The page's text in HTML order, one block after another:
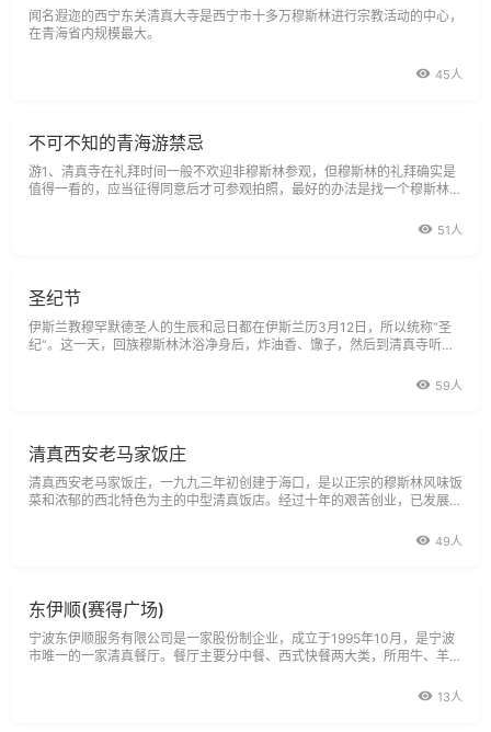
闻名遐迩的西宁东关清真大寺是西宁市十多万穆斯林进行宗教活动的中心，
在青海省内规模最大。
45人
不可不知的青海游禁忌
游1、清真寺在礼拜时间一般不欢迎非穆斯林参观，但穆斯林的礼拜确实是
值得一看的，应当征得同意后才可参观拍照，最好的办法是找一个穆斯林带
51人
圣纪节
伊斯兰教穆罕默德圣人的生辰和忌日都在伊斯兰历3月12日，所以统称“圣
纪”。这一天，回族穆斯林沐浴净身后，炸油香、馓子，然后到清真寺听阿
59人
清真西安老马家饭庄
清真西安老马家饭庄，一九九三年初创建于海口，是以正宗的穆斯林风味饭
菜和浓郁的西北特色为主的中型清真饭店。经过十年的艰苦创业，已发展为
清真饮食业的大师级人物，其家族经营清真餐馆老马家在解放前已有上百年
49人
东伊顺(赛得广场)
宁波东伊顺服务有限公司是一家股份制企业，成立于1995年10月，是宁波
市唯一的一家清真餐厅。餐厅主要分中餐、西式快餐两大类，所用牛、羊肉
来甬投资、旅游、学习的阿拉伯国家和其它国家及地区的穆斯林12200多人
13人